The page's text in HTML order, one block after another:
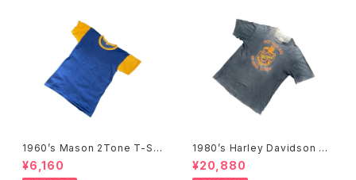
1960’s Mason 2Tone T-Shi
rts -1960年代 メイソン 2トー
ンTシャツ-
¥6,160
1980’s Harley Davidson T-
Shirts -1980年代 ハーレー・
ダビッドソン Tシャツ-
¥20,880